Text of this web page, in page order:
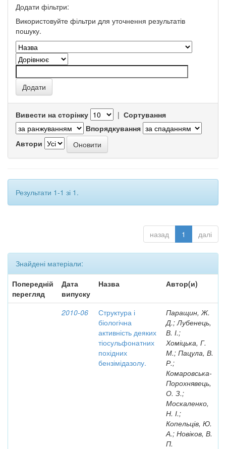
Додати фільтри:
Використовуйте фільтри для уточнення результатів
пошуку.
Вивести на сторінку | Сортування
Впорядкування
Автори
Результати 1-1 зі 1.
назад 1 далі
Знайдені матеріали:
Попередній
перегляд
Дата
випуску
Назва Автор(и)
2010-06
Структура і
біологічна
активність деяких
тіосульфонатних
похідних
бензімідазолу.
Паращин, Ж.
Д.; Лубенець,
В. І.;
Хоміцька, Г.
М.; Пацула, В.
Р.;
Комаровська-
Порохнявець,
О. З.;
Москаленко,
Н. І.;
Копельців, Ю.
А.; Новіков, В.
П.